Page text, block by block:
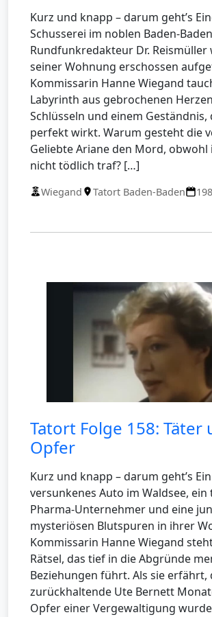
Kurz und knapp – darum geht’s
Schusserei im noblen Baden-
Rundfunkredakteur Dr. Reismüller
seiner Wohnung erschossen
Kommissarin Hanne Wiegand
Labyrinth aus gebrochenen
Schlüsseln und einem Geständnis,
perfekt wirkt. Warum gesteht die
Geliebte Ariane den Mord, obwohl
nicht tödlich traf? […]
Wiegand Tatort Baden-Baden
Tatort Folge 158: Täter
Opfer
Kurz und knapp – darum geht’s Ein
versunkenes Auto im Waldsee,
Pharma-Unternehmer und eine
mysteriösen Blutspuren in ihrer
Kommissarin Hanne Wiegand
Rätsel, das tief in die Abgründe
Beziehungen führt. Als sie erfährt,
zurückhaltende Ute Bernett
Opfer einer Vergewaltigung